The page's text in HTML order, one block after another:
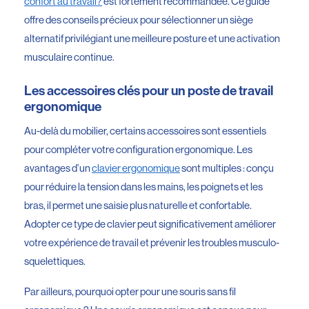
offre des conseils précieux pour sélectionner un siège
alternatif privilégiant une meilleure posture et une activation
musculaire continue.
Les accessoires clés pour un poste de travail
ergonomique
Au-delà du mobilier, certains accessoires sont essentiels
pour compléter votre configuration ergonomique. Les
avantages d’unclavier ergonomiquesont multiples : conçu
pour réduire la tension dans les mains, les poignets et les
bras, il permet une saisie plus naturelle et confortable.
Adopter ce type de clavier peut significativement améliorer
votre expérience de travail et prévenir les troubles musculo-
squelettiques.
Par ailleurs, pourquoi opter pour une souris sans fil